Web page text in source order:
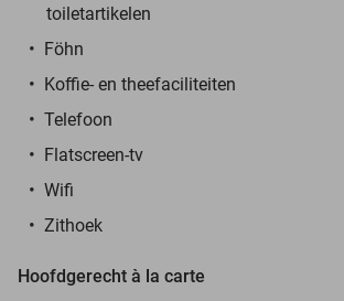
toiletartikelen
Föhn
Koffie- en theefaciliteiten
Telefoon
Flatscreen-tv
Wifi
Zithoek
Hoofdgerecht à la carte